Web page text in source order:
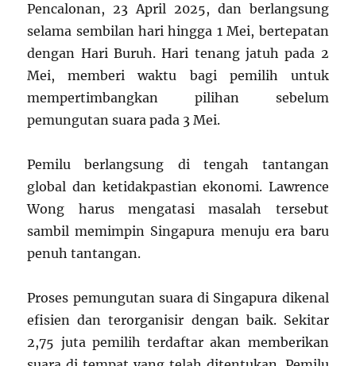
Pencalonan, 23 April 2025, dan berlangsung
selama sembilan hari hingga 1 Mei, bertepatan
dengan Hari Buruh. Hari tenang jatuh pada 2
Mei, memberi waktu bagi pemilih untuk
mempertimbangkan pilihan sebelum
pemungutan suara pada 3 Mei.
Pemilu berlangsung di tengah tantangan
global dan ketidakpastian ekonomi. Lawrence
Wong harus mengatasi masalah tersebut
sambil memimpin Singapura menuju era baru
penuh tantangan.
Proses pemungutan suara di Singapura dikenal
efisien dan terorganisir dengan baik. Sekitar
2,75 juta pemilih terdaftar akan memberikan